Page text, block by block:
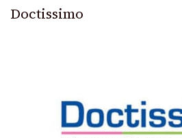
Doctissimo